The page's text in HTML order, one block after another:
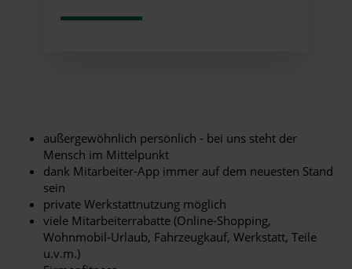
außergewöhnlich persönlich - bei uns steht der
Mensch im Mittelpunkt
dank Mitarbeiter-App immer auf dem neuesten Stand
sein
private Werkstattnutzung möglich
viele Mitarbeiterrabatte (Online-Shopping,
Wohnmobil-Urlaub, Fahrzeugkauf, Werkstatt, Teile
u.v.m.)